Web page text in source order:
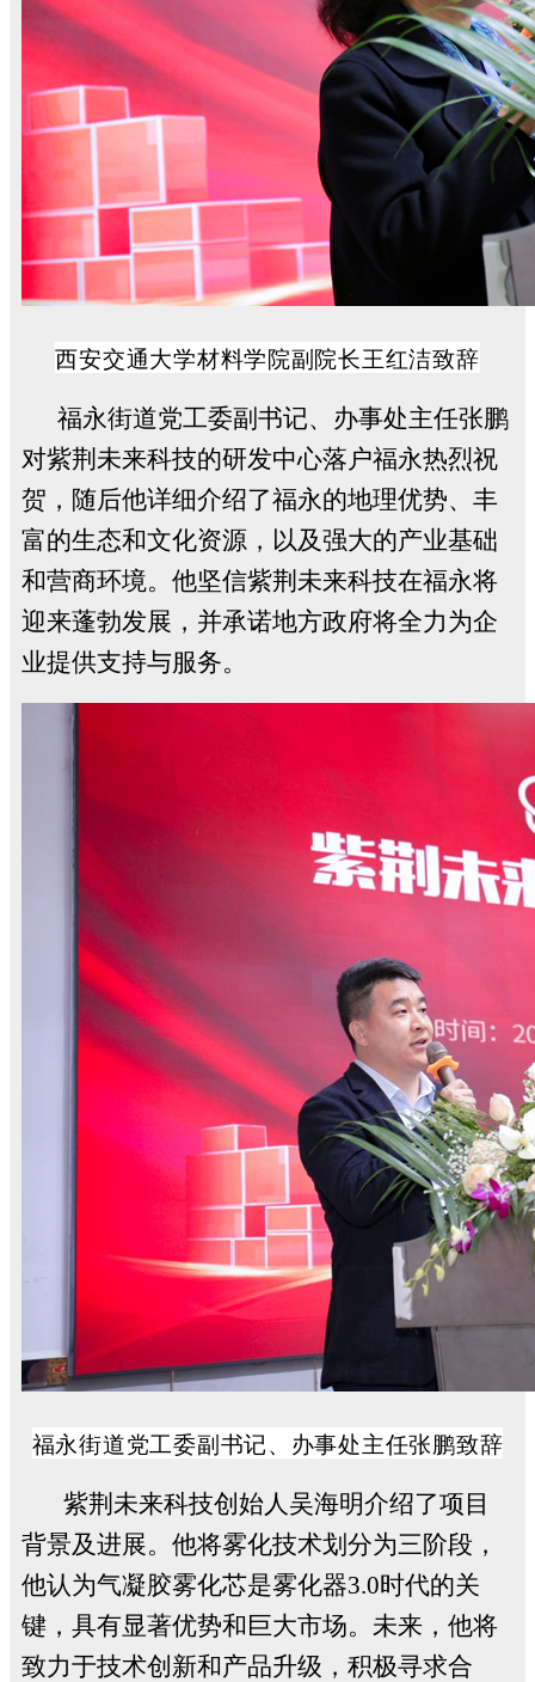
西安交通大学材料学院副院长王红洁致辞
福永街道党工委副书记、办事处主任张鹏
对紫荆未来科技的研发中心落户福永热烈祝
贺，随后他详细介绍了福永的地理优势、丰
富的生态和文化资源，以及强大的产业基础
和营商环境。他坚信紫荆未来科技在福永将
迎来蓬勃发展，并承诺地方政府将全力为企
业提供支持与服务。
福永街道党工委副书记、办事处主任张鹏致辞
紫荆未来科技创始人吴海明介绍了项目
背景及进展。他将雾化技术划分为三阶段，
他认为气凝胶雾化芯是雾化器3.0时代的关
键，具有显著优势和巨大市场。未来，他将
致力于技术创新和产品升级，积极寻求合